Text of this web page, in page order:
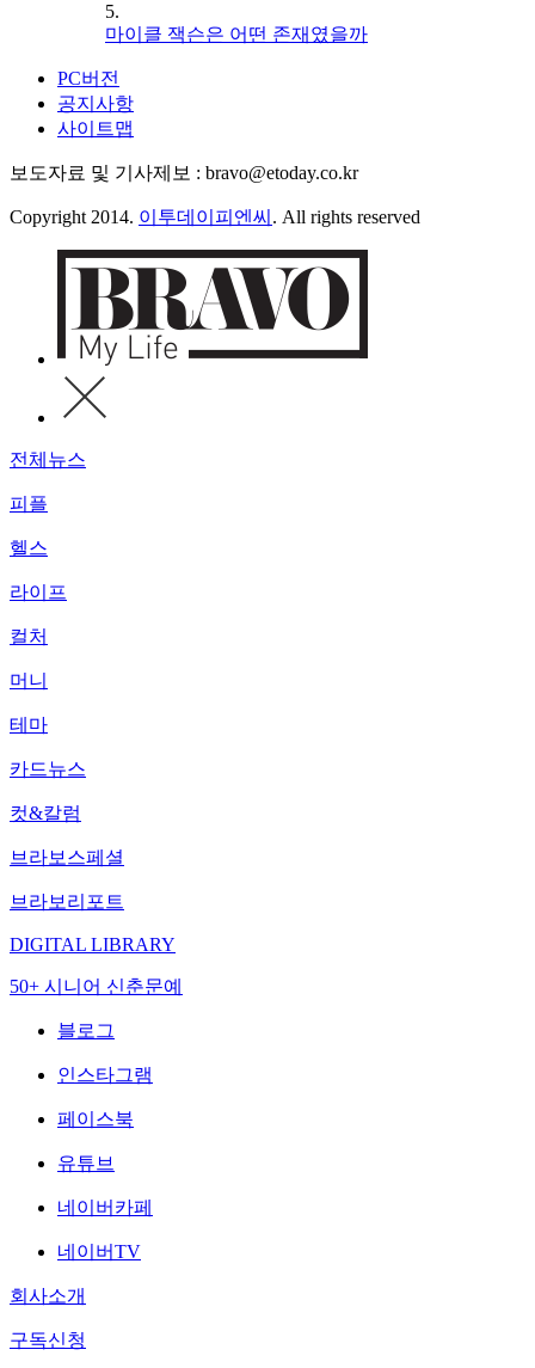
5.
마이클 잭슨은 어떤 존재였을까
PC버전
공지사항
사이트맵
보도자료 및 기사제보 : bravo@etoday.co.kr
Copyright 2014. 이투데이피엔씨 . All rights reserved
전체뉴스
피플
헬스
라이프
컬처
머니
테마
카드뉴스
컷&칼럼
브라보스페셜
브라보리포트
DIGITAL LIBRARY
50+ 시니어 신춘문예
블로그
인스타그램
페이스북
유튜브
네이버카페
네이버TV
회사소개
구독신청